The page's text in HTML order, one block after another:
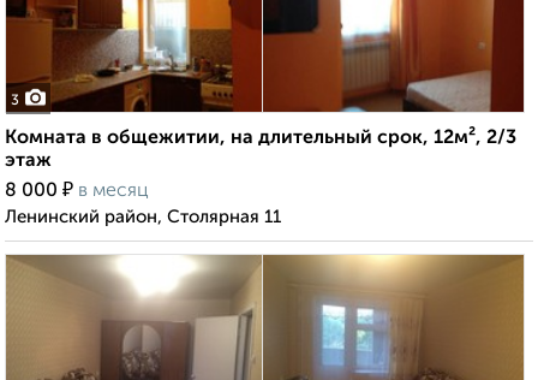
3
Комната в общежитии, на длительный срок, 12м², 2/3
этаж
8 000 ₽ в месяц
Ленинский район, Столярная 11